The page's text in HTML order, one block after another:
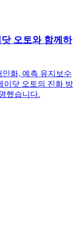
오토와 함께하
화, 예측 유지보수
이닷 오토의 진화 방
했습니다.